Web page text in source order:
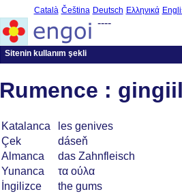
Català Čeština Deutsch Ελληνικά
----
Sitenin kullanım şekli
Rumence :
Katalanca
les genives
Çek
dáseň
Almanca
das Zahnfleisch
Yunanca
τα ούλα
İngilizce
the gums